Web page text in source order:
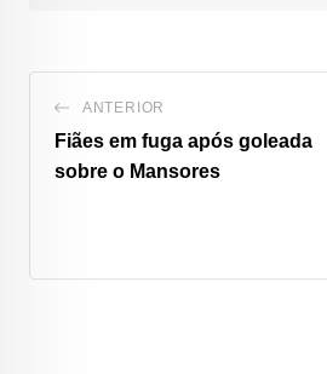
ANTERIOR
Fiães em fuga após goleada
sobre o Mansores